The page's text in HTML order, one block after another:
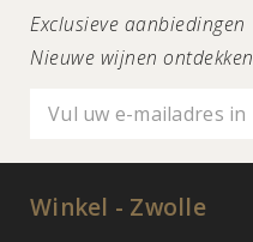
Exclusieve aanbiedingen
Nieuwe wijnen ontdekken
Winkel - Zwolle